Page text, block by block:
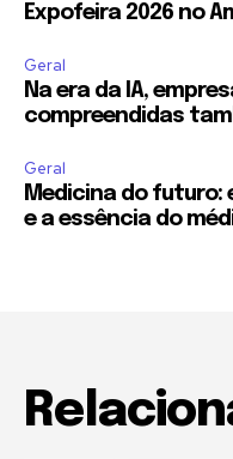
Expofeira 2026 no
Geral
Na era da IA,
compreendidas
Geral
Medicina do
e a essência do